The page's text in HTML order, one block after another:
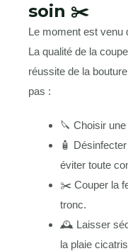
soin ✂️
Le moment est venu
La qualité de la
réussite de la
pas :
🔪 Choisir
🧴
éviter toute
✂️ Couper la
tronc.
🕰️ Laisser
la plaie